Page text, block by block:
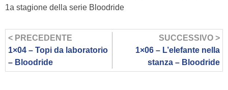
1a stagione della serie Bloodride
< PRECEDENTE
1×04 – Topi da laboratorio
– Bloodride
SUCCESSIVO >
1×06 – L’elefante nella
stanza – Bloodride